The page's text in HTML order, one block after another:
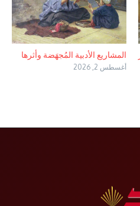
المشاريع الأدبية المُجهَضة وأثرها
أغسطس 2, 2026